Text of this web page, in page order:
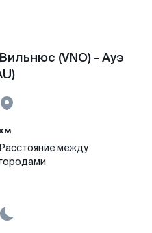
(VNO) - Ауэ
км
Расстояние между